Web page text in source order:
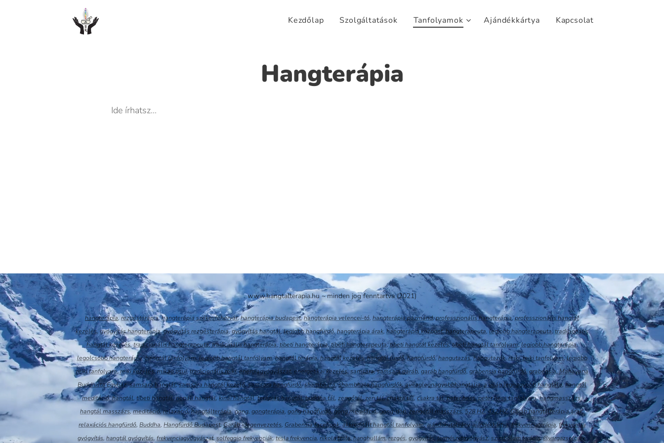
Kezdőlap Szolgáltatások Tanfolyamok Ajándékkártya Kapcsolat
Hangterápia
Ide írhatsz...
www.hangtalterapia.hu ~minden jog fenntartva (2021)
hangterápia, rezgésterápia,hangterápia székesfehérvár,hangterápia budapest,hangterápia velencei-tó, hangterápiapázmánd,professzionális hangterápia,professzionális hangtál
kezelés,gyógyítás hangterápia,gyógyítás rezgésterápia,gyógyítás hangtál,legjobb hangfürdő,hangterápia árak, hangterápia központ,hangterapeuta,legjobb hangterapeuta, tradicionális
hangtál kezelés,tradicionális hangterapeuta,tradicinális hangterápia,tibeti hangterápia,tibeti hangterapeuta,tibeti hangtál kezelés,tibeti hangtál tanfolyam,legjobb hangterápia,
legolcsóbb hangterápia,hangtál tanfolyam,legjobb hangtál tanfolyam,hangtál terápia,hangtál kezelés,hangtál fürdő,hangfürdő,hangutazás,hangutazók,reiki,reiki tanfolyam,legjobb
reiki tanfolyam,reiki kezelés,mikao usui,tradicionális reiki,energiagyógyászat, energetikai kezelés,samsara,samsara garáb, garáb hangfürdő, grabensia hangfürdő, grabensia,Mahayana
Buddhista Egyház,samsara hangtál,samsara hangtál kezelő,samsara hangfürdő,shambhala,shambhala hangfürdők, avilaglegnagyobbhangtalja,a világ legnagyobb hangtála,hangtál
meditáció,hangtál, tibeti hangtál,nepáli hangtál,kínai hangtál,terápiás hangtál,buddha tál, zengőtál,zen tál,chakra tál, csakra tál,peter hess,peter hess tanfolyam,hangmasszázs,
hangtál masszázs,meditáció,relaxáció,hangtálterápia,gong, gongterápia, gong hangfürdő,gong meditáció,gong-dob,zengőtál masszázs,528 HZ,432 HZ,Garáb hangtálterápia árak,
relaxációs hangfürdő, Buddha, Hangfürdő Budapest,Garáb idegenvezetés, Grabensia facebook,akkreditált hangtál tanfolyam,ajándékutalvány,ajándékkártya,frekvenciaterápia,frekvencia
gyógyítás, hangtál gyógyítás, frekvenciagyógyászat, solfeggio frekvenciák,tesla frekvencia, nikola tesla,hanghullám,rezgés, gyógyítás,természetgyógyász, szimbólum terápia,@vargazsoltsax,